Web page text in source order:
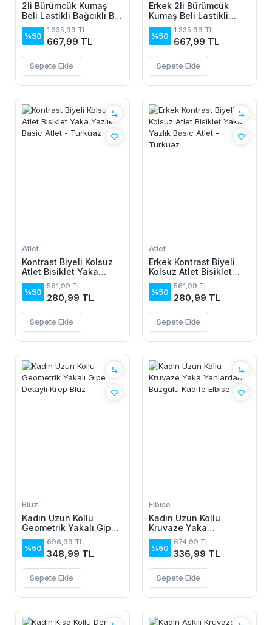
2li Bürümcük Kumaş
Beli Lastikli Bağcıklı Bol
Paça Pantolon -
Beyaz/Vizon
%50
1.335,99 TL
667,99 TL
Sepete Ekle
Erkek 2li Bürümcük
Kumaş Beli Lastikli
Bağcıklı Bol Paça
Pantolon - Beyaz/Vizon
%50
1.335,99 TL
667,99 TL
Sepete Ekle
Atlet
Kontrast Biyeli Kolsuz
Atlet Bisiklet Yaka
Yazlık Basic Atlet -
Turkuaz
%50
561,99 TL
280,99 TL
Sepete Ekle
Atlet
Erkek Kontrast Biyeli
Kolsuz Atlet Bisiklet
Yaka Yazlık Basic Atlet
- Turkuaz
%50
561,99 TL
280,99 TL
Sepete Ekle
Bluz
Kadın Uzun Kollu
Geometrik Yakalı Gipe
Detaylı Krep Bluz
%50
696,99 TL
348,99 TL
Sepete Ekle
Elbise
Kadın Uzun Kollu
Kruvaze Yaka
Yanlardan Büzgülü
Kadife Elbise
%50
674,99 TL
336,99 TL
Sepete Ekle